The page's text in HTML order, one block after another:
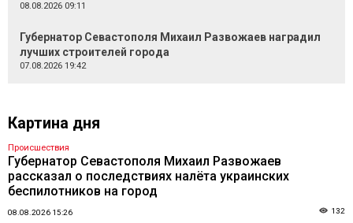
08.08.2026 09:11
Губернатор Севастополя Михаил Развожаев наградил
лучших строителей города
07.08.2026 19:42
Картина дня
Происшествия
Губернатор Севастополя Михаил Развожаев
рассказал о последствиях налёта украинских
беспилотников на город
08.08.2026 15:26 132